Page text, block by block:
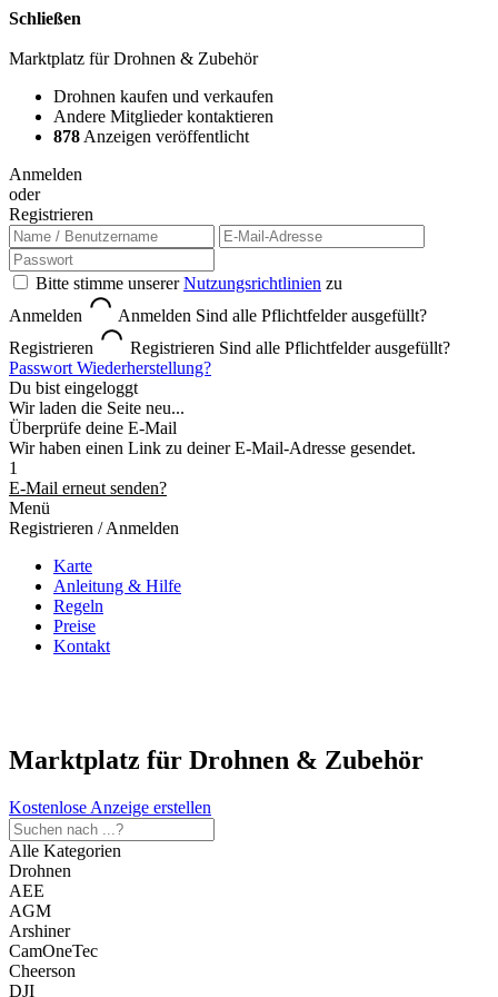
Schließen
Marktplatz für Drohnen & Zubehör
Drohnen kaufen und verkaufen
Andere Mitglieder kontaktieren
878 Anzeigen veröffentlicht
Anmelden
oder
Registrieren
Bitte stimme unsererNutzungsrichtlinien zu
Anmelden
Anmelden Sind alle Pflichtfelder ausgefüllt?
Registrieren
Registrieren Sind alle Pflichtfelder ausgefüllt?
Passwort Wiederherstellung?
Du bist eingeloggt
Wir laden die Seite neu...
Überprüfe deine E-Mail
Wir haben einen Link zu deiner E-Mail-Adresse gesendet.
1
E-Mail erneut senden?
Menü
Registrieren / Anmelden
Karte
Anleitung & Hilfe
Regeln
Preise
Kontakt
Marktplatz für Drohnen & Zubehör
Kostenlose Anzeige erstellen
Alle Kategorien
Drohnen
AEE
AGM
Arshiner
CamOneTec
Cheerson
DJI